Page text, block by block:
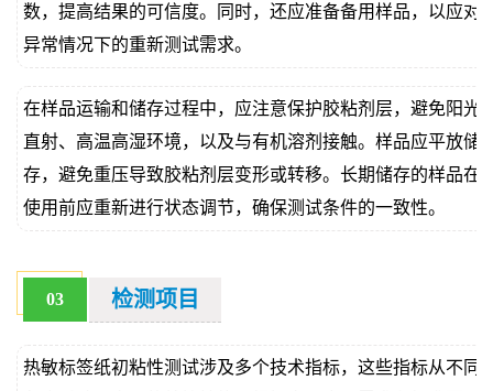
数，提高结果的可信度。同时，还应准备备用样品，以应对
异常情况下的重新测试需求。
在样品运输和储存过程中，应注意保护胶粘剂层，避免阳光
直射、高温高湿环境，以及与有机溶剂接触。样品应平放储
存，避免重压导致胶粘剂层变形或转移。长期储存的样品在
使用前应重新进行状态调节，确保测试条件的一致性。
03 检测项目
热敏标签纸初粘性测试涉及多个技术指标，这些指标从不同